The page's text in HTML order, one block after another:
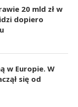
20 mld zł w
dopiero
w Europie. W
się od